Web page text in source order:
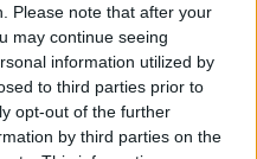
Please note that after your
may continue seeing
information utilized by
to third parties prior to
opt-out of the further
by third parties on the